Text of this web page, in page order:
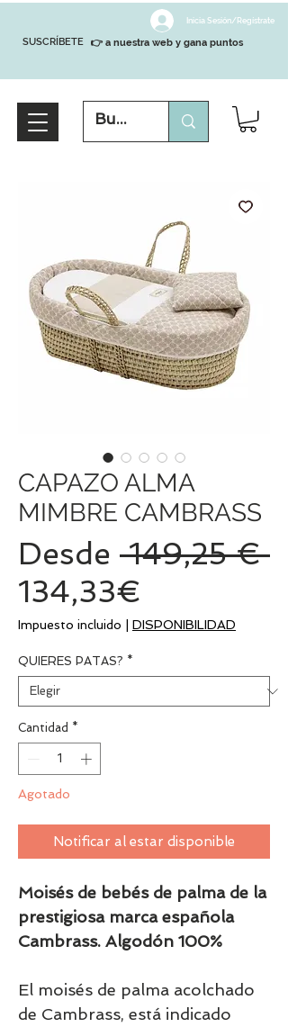
SUSCRÍBETE
Inicia Sesión/Regístrate
👉 a nuestra web y gana puntos
CAPAZO ALMA
MIMBRE CAMBRASS
Desde 149,25 €
134,33€
de
oferta
Impuesto incluido DISPONIBILIDAD
QUIERES PATAS? *
Cantidad *
Agotado
Notificar al estar disponible
Moisés de bebés de palma de la
prestigiosa marca española
Cambrass. Algodón 100%
El moisés de palma acolchado
de Cambrass, está indicado